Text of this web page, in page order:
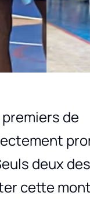
de
deux des
cette